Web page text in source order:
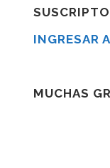
SUSCRIPTO
INGRESAR
MUCHAS